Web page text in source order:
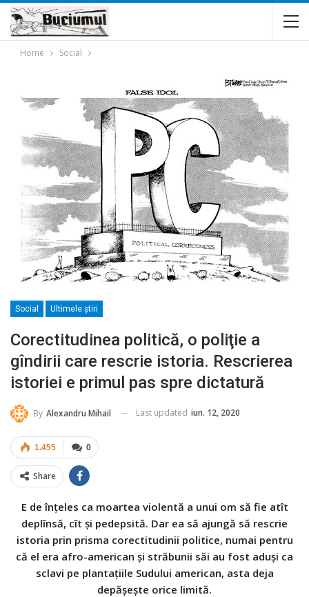
Home Social
Social Ultimele ştiri
Corectitudinea politică, o poliţie a
gîndirii care rescrie istoria. Rescrierea
istoriei e primul pas spre dictatură
By Alexandru Mihail Last updated iun. 12, 2020
0
1.455
Share
E de înţeles ca moartea violentă a unui om să fie atît
deplînsă, cît şi pedepsită. Dar ea să ajungă să rescrie
istoria prin prisma corectitudinii politice, numai pentru
că el era afro-american şi străbunii săi au fost aduşi ca
sclavi pe plantaţiile Sudului american, asta deja
depăşeşte orice limită.